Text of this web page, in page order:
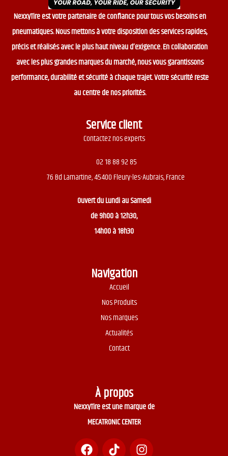
NexxyTire est votre partenaire de confiance pour tous vos besoins en
pneumatiques. Nous mettons à votre disposition des services rapides,
précis et réalisés avec le plus haut niveau d’exigence. En collaboration
avec les plus grandes marques du marché, nous vous garantissons
performance, durabilité et sécurité à chaque trajet. Votre sécurité reste
au centre de nos priorités.
Service client
Contactez nos experts
02 18 88 92 85
76 Bd Lamartine, 45400 Fleury-les-Aubrais, France
Ouvert duLundi au Samedi
de 9h00 à 12h30,
14h00 à 18h30
Navigation
Accueil
Nos Produits
Nos marques
Actualités
Contact
À propos
NexxyTire est une marque de
MECATRONIC CENTER